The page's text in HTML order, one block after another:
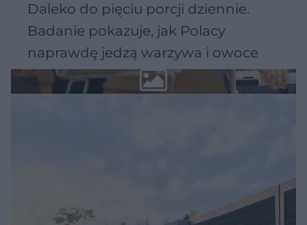
Daleko do pięciu porcji dziennie.
Badanie pokazuje, jak Polacy
naprawdę jedzą warzywa i owoce